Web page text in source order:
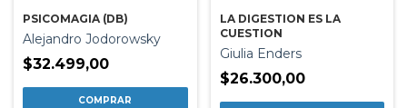
PSICOMAGIA (DB)
Alejandro Jodorowsky
$32.499,00
LA DIGESTION ES LA
CUESTION
Giulia Enders
$26.300,00